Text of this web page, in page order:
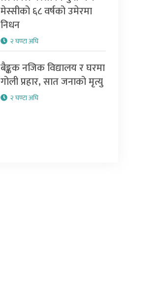
मेस्सीको ६८ वर्षको उमेरमा
निधन
२ घण्टा अघि
बैङ्कक नजिक विद्यालय र घरमा
गोली प्रहार, सात जनाको मृत्यु
२ घण्टा अघि